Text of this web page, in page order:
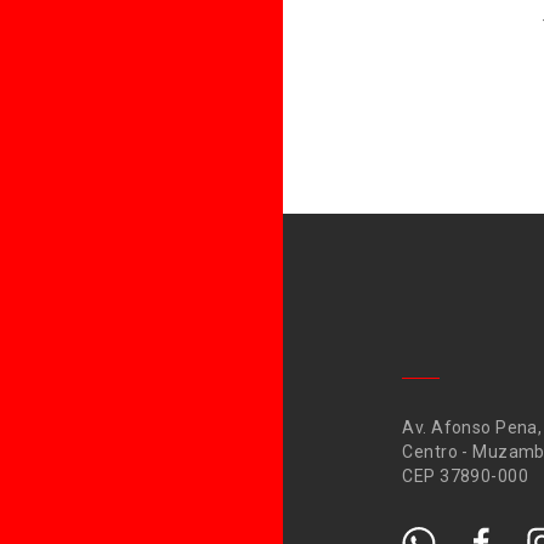
Av. Afonso Pena,
Centro -
CEP 37890-000